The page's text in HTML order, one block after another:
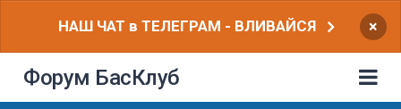
НАШ ЧАТ в ТЕЛЕГРАМ - ВЛИВАЙСЯ ×
Форум БасКлуб